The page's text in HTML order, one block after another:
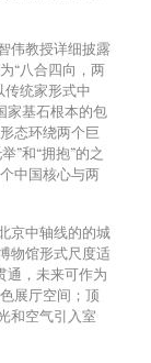
伟教授详细披露
“八合四向，两
传统家形式中
家基石根本的包
态环绕两个巨
”和“拥抱”的之
中国核心与两
京中轴线的的城
物馆形式尺度适
通，未来可作为
展厅空间；顶
和空气引入室